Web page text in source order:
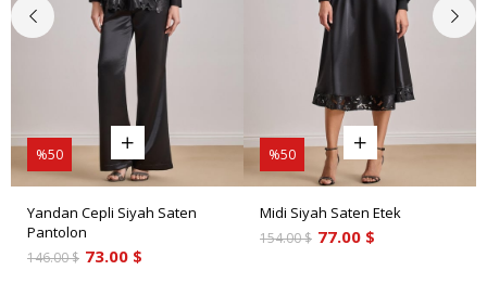
Yandan Cepli Siyah Saten
Pantolon
73.00 $
146.00 $
%50
Midi Siyah Saten Etek
77.00 $
154.00 $
%50